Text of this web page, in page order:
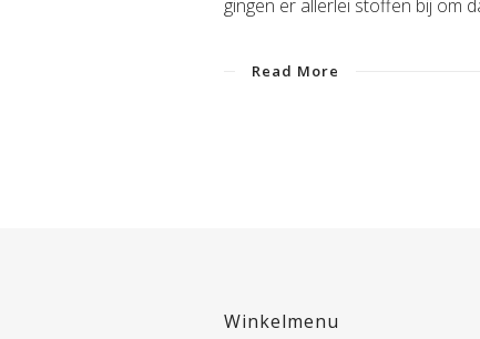
gingen er allerlei stoffen bij om
Read More
Winkelmenu